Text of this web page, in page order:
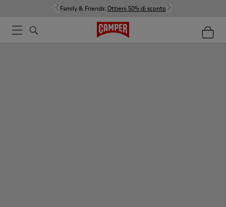
Family & Friends: Ottieni 50% di sconto